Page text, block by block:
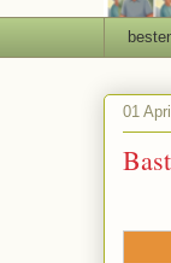
01 April